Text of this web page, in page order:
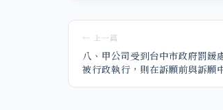
← 上一篇
八、甲公司受到台中市政府罰鍰
被行政執行，則在訴願前與訴願